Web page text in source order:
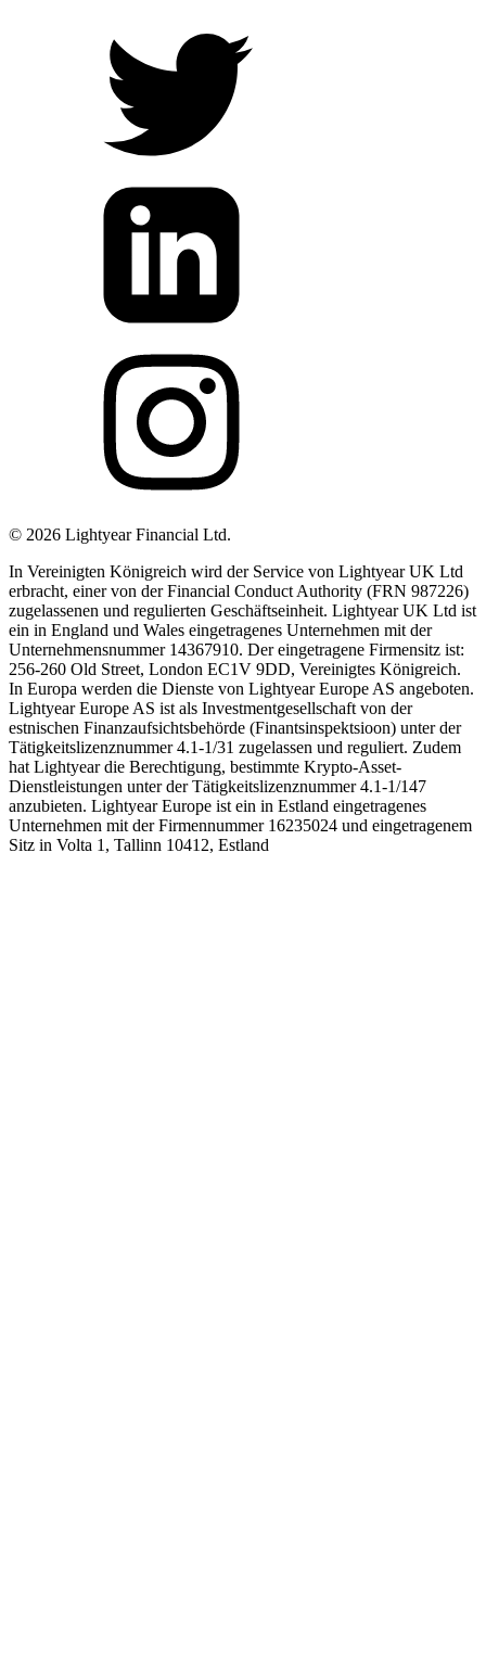
© 2026 Lightyear Financial Ltd.
In Vereinigten Königreich wird der Service von Lightyear UK Ltd
erbracht, einer von der Financial Conduct Authority (FRN 987226)
zugelassenen und regulierten Geschäftseinheit. Lightyear UK Ltd ist
ein in England und Wales eingetragenes Unternehmen mit der
Unternehmensnummer 14367910. Der eingetragene Firmensitz ist:
256-260 Old Street, London EC1V 9DD, Vereinigtes Königreich.
In Europa werden die Dienste von Lightyear Europe AS angeboten.
Lightyear Europe AS ist als Investmentgesellschaft von der
estnischen Finanzaufsichtsbehörde (Finantsinspektsioon) unter der
Tätigkeitslizenznummer 4.1-1/31 zugelassen und reguliert. Zudem
hat Lightyear die Berechtigung, bestimmte Krypto-Asset-
Dienstleistungen unter der Tätigkeitslizenznummer 4.1-1/147
anzubieten. Lightyear Europe ist ein in Estland eingetragenes
Unternehmen mit der Firmennummer 16235024 und eingetragenem
Sitz in Volta 1, Tallinn 10412, Estland